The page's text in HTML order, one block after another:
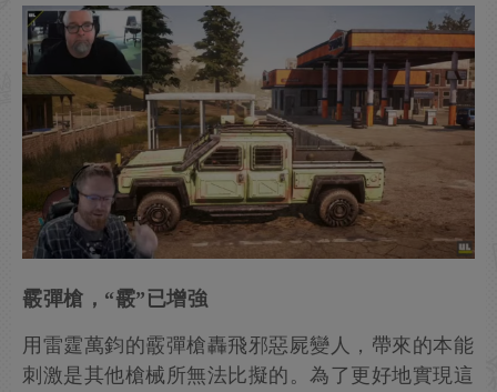
霰彈槍，“霰”已增強
用雷霆萬鈞的霰彈槍轟飛邪惡屍變人，帶來的本能
刺激是其他槍械所無法比擬的。為了更好地實現這